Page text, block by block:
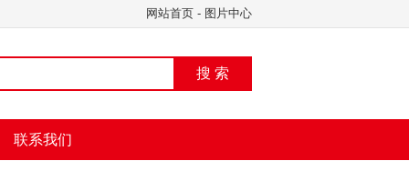
网站首页 - 图片中心
搜 索
联系我们